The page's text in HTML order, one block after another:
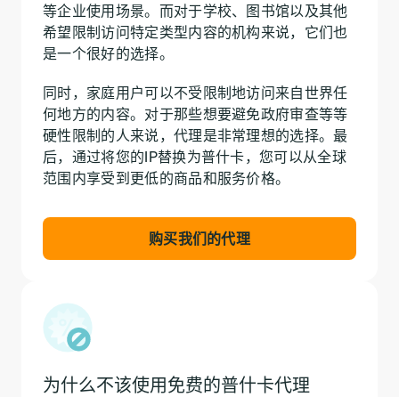
等企业使用场景。而对于学校、图书馆以及其他
希望限制访问特定类型内容的机构来说，它们也
是一个很好的选择。
同时，家庭用户可以不受限制地访问来自世界任
何地方的内容。对于那些想要避免政府审查等等
硬性限制的人来说，代理是非常理想的选择。最
后，通过将您的IP替换为普什卡，您可以从全球
范围内享受到更低的商品和服务价格。
购买我们的代理
为什么不该使用免费的普什卡代理